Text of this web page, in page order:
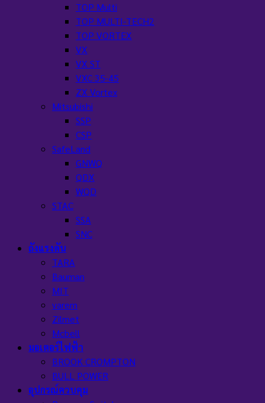
TOP Multi
TOP MULTI-TECH2
TOP VORTEX
VX
VX ST
VXC 35-45
ZX Vortex
Mitsubishi
SSP
CSP
SafeLand
GNWQ
QDX
WQD
STAC
SSA
SNC
ถังแรงดัน
TARA
Bauman
MIT
varem
Zilmet
Mcbell
มอเตอร์ไฟฟ้า
BROOK CROMPTON
BULL POWER
อุปกรณ์ควบคุม